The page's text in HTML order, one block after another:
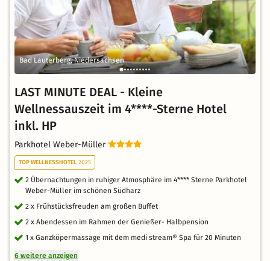
Bad Lauterberg, Niedersachsen
LAST MINUTE DEAL - Kleine
Wellnessauszeit im 4****-Sterne Hotel
inkl. HP
Parkhotel Weber-Müller
TOP WELLNESSHOTEL 2025
2 Übernachtungen in ruhiger Atmosphäre im 4**** Sterne Parkhotel
Weber-Müller im schönen Südharz
2 x Frühstücksfreuden am großen Buffet
2 x Abendessen im Rahmen der Genießer- Halbpension
1 x Ganzköpermassage mit dem medi stream® Spa für 20 Minuten
6 weitere anzeigen